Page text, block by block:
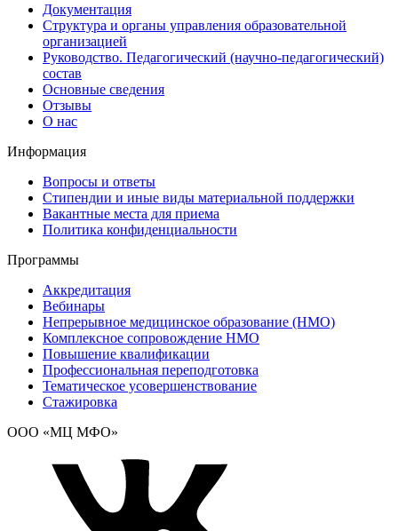
Документация
Структура и органы управления образовательной
организацией
Руководство. Педагогический (научно-педагогический)
состав
Основные сведения
Отзывы
О нас
Информация
Вопросы и ответы
Стипендии и иные виды материальной поддержки
Вакантные места для приема
Политика конфиденциальности
Программы
Аккредитация
Вебинары
Непрерывное медицинское образование (НМО)
Комплексное сопровождение НМО
Повышение квалификации
Профессиональная переподготовка
Тематическое усовершенствование
Стажировка
ООО «МЦ МФО»